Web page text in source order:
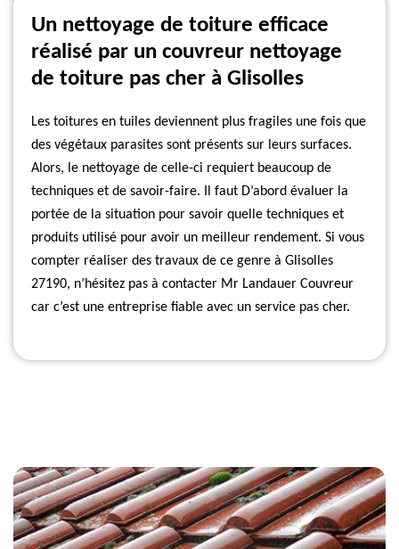
Un nettoyage de toiture efficace
réalisé par un couvreur nettoyage
de toiture pas cher à Glisolles
Les toitures en tuiles deviennent plus fragiles une fois que
des végétaux parasites sont présents sur leurs surfaces.
Alors, le nettoyage de celle-ci requiert beaucoup de
techniques et de savoir-faire. Il faut D’abord évaluer la
portée de la situation pour savoir quelle techniques et
produits utilisé pour avoir un meilleur rendement. Si vous
compter réaliser des travaux de ce genre à Glisolles
27190, n’hésitez pas à contacter Mr Landauer Couvreur
car c’est une entreprise fiable avec un service pas cher.